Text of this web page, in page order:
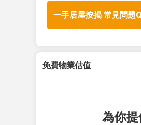
一手居屋按揭 常見問題
免費物業估值
為你